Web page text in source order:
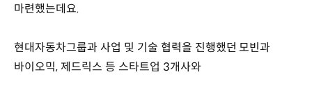
마련했는데요.
현대자동차그룹과 사업 및 기술 협력을 진행했던 모빈과
바이오믹, 제드릭스 등 스타트업 3개사와